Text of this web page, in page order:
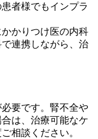
者様でもインプラ
かりつけ医の内科
連携しながら、治
要です。腎不全や
は、治療可能なケ
相談ください。